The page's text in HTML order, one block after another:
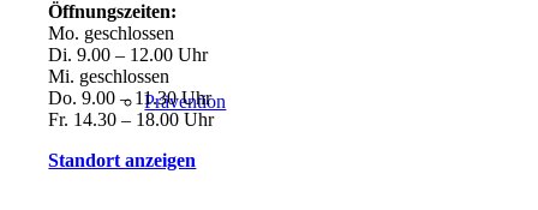
Prävention
Öffnungszeiten:
Mo. geschlossen
Di. 9.00 – 12.00 Uhr
Mi. geschlossen
Do. 9.00 – 11.30 Uhr
Fr. 14.30 – 18.00 Uhr
Standort anzeigen